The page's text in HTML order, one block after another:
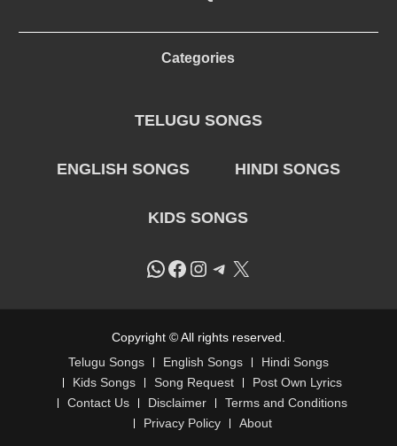
Categories
TELUGU SONGS
ENGLISH SONGS HINDI SONGS
KIDS SONGS
WhatsApp
Facebook
Instagram
Telegram
X
Copyright © All rights reserved.
Telugu Songs
English Songs
Hindi Songs
Kids Songs
Song Request
Post Own Lyrics
Contact Us
Disclaimer
Terms and Conditions
Privacy Policy
About